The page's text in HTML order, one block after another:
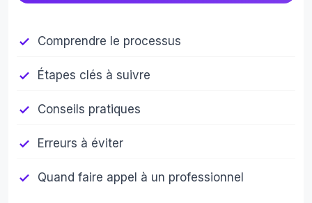
Comprendre le processus
Étapes clés à suivre
Conseils pratiques
Erreurs à éviter
Quand faire appel à un professionnel